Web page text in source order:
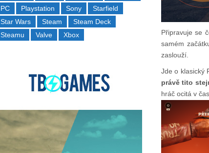
Připravuje se
samém
zaslouží.
Jde o klasický
právě tito
hráč ocitá v
PC
Playstation Sony
Starfield
Star Wars
Steam
Steam Deck
Steamu
Valve Xbox